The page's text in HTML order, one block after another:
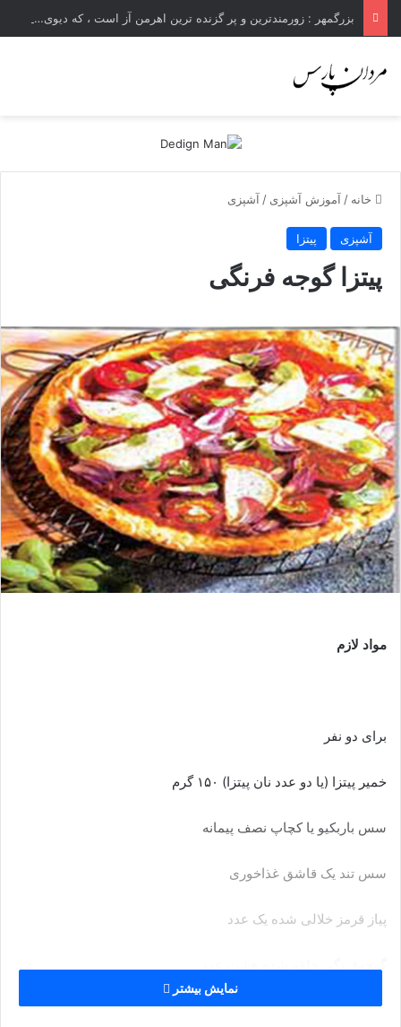
بزرگمهر : زورمندترین و پر گزنده ترین اهرمن آز است ، که دیوی است ستمکار و دیر ساز
خانه / آموزش آشپزی / آشپزی
آشپزی پیتزا
پیتزا گوجه فرنگی
مواد لازم
برای دو نفر
خمیر پیتزا (یا دو عدد نان پیتزا) ۱۵۰ گرم
سس باربکیو یا کچاپ نصف پیمانه
سس تند یک قاشق غذاخوری
پیاز قرمز خلالی شده یک عدد
پنیر صبحانه یا پنیر پیتزا ورقه شده ۱۲۰ گرم
نمایش بیشتر